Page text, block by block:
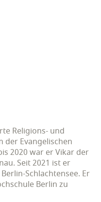
Religions- und
der Evangelischen
2020 war er Vikar der
Seit 2021 ist er
Schlachtensee. Er
Berlin zu